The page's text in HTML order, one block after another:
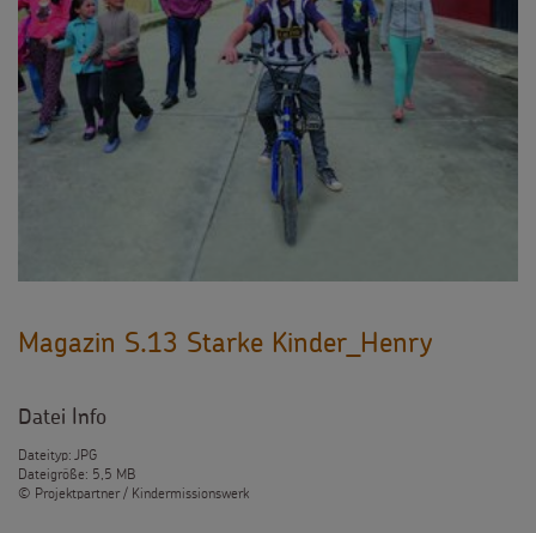
Magazin S.13 Starke Kinder_Henry
Datei Info
Dateityp: JPG
Dateigröße: 5,5 MB
© Projektpartner / Kindermissionswerk